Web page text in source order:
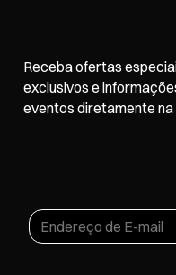
Receba ofertas
exclusivos e
eventos diretamente